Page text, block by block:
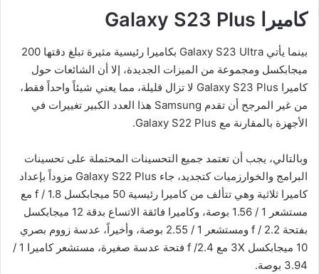
كاميرا Galaxy S23 Plus
بينما يأتي Galaxy S23 Ultra بكاميرا رئيسية مثيرة تبلغ دقتها 200
ميجابكسل ومجموعة من الميزات الجديدة، إلا أن الشائعات حول
كاميرا Galaxy S23 Plus لا تزال قليلة، مما يعني شيئاً واحداً فقط،
من غير المرجح أن تقدم Samsung هذا العدد الكبير تغييرات في
الأجهزة بالمقارنة مع Galaxy S22 Plus.
وبالتالي، يجب أن تعتمد جميع التحسينات المحتملة على تحسينات
البرامج والخوارزميات كتجديد، جاء Galaxy S22 Plus مزوداً بإعداد
كاميرا ثلاثية وهي تتألف من كاميرا رئيسية 50 ميجابكسل f / 1.8 مع
مستشعر 1 / 1.56 بوصة، وكاميرا فائقة الاتساع بدقة 12 ميجابكسل
بفتحة f / 2.2 ومستشعر 1 / 2.55 بوصة، وأخيراً، عدسة زووم بصري
10 ميجابكسل 3X مع f /2.4 فتحة عدسة صغيرة، مستشعر كاميرا 1 /
3.94 بوصة.